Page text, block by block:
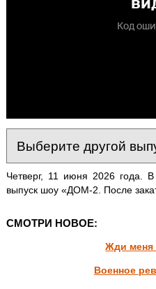
Четверг, 11 июня 2026 года.
выпуск шоу «ДОМ-2. После
СМОТРИ НОВОЕ:
Жди меня
Военное